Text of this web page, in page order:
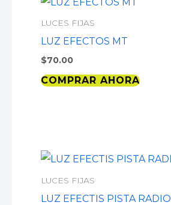
LUCES FIJAS
LUZ EFECTOS MT
$70.00
COMPRAR AHORA
LUCES FIJAS
LUZ EFECTIS PISTA RADIO